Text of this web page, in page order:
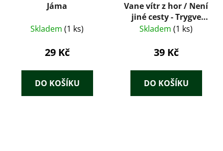
Jáma
Skladem (1 ks)
29 Kč
DO KOŠÍKU
Vane vítr z hor / Není
jiné cesty - Trygve
Gulbranssen
Skladem (1 ks)
39 Kč
DO KOŠÍKU